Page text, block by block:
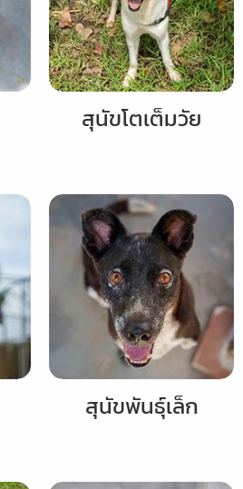
สุนัขโตเต็มวัย
สุนัขพันธุ์เล็ก